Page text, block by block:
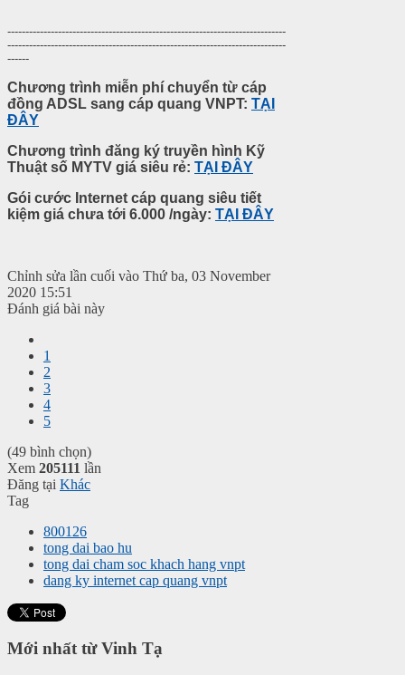
-----------------------------------------------------------------------------
-----------------------------------------------------------------------------
------
Chương trình miễn phí chuyển từ cáp
đồng ADSL sang cáp quang VNPT: TẠI
ĐÂY
Chương trình đăng ký truyền hình Kỹ
Thuật số MYTV giá siêu rẻ: TẠI ĐÂY
Gói cước Internet cáp quang siêu tiết
kiệm giá chưa tới 6.000 /ngày: TẠI ĐÂY
Chỉnh sửa lần cuối vào Thứ ba, 03 November
2020 15:51
Đánh giá bài này
1
2
3
4
5
(49 bình chọn)
Xem 205111 lần
Đăng tại Khác
Tag
800126
tong dai bao hu
tong dai cham soc khach hang vnpt
dang ky internet cap quang vnpt
Mới nhất từ Vinh Tạ